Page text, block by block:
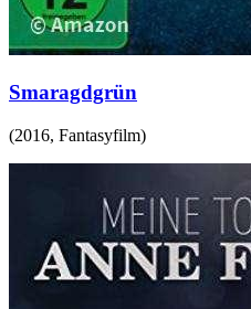
Smaragdgrün
(2016, Fantasyfilm)